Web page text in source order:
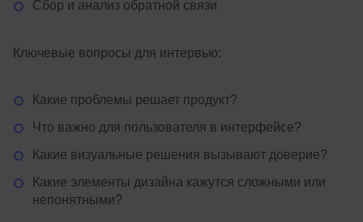
Сбор и анализ обратной связи
Ключевые вопросы для интервью:
Какие проблемы решает продукт?
Что важно для пользователя в интерфейсе?
Какие визуальные решения вызывают доверие?
Какие элементы дизайна кажутся сложными или
непонятными?